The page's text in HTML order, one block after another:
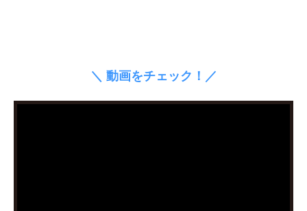
＼ 動画をチェック！／